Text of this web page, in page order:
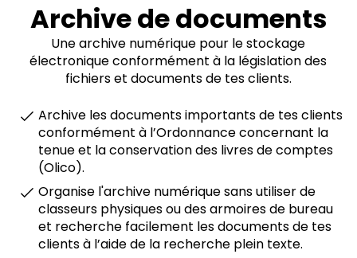
Archive de documents
Une archive numérique pour le stockage
électronique conformément à la législation des
fichiers et documents de tes clients.
Archive les documents importants de tes clients
conformément à l’Ordonnance concernant la
tenue et la conservation des livres de comptes
(Olico).
Organise l'archive numérique sans utiliser de
classeurs physiques ou des armoires de bureau
et recherche facilement les documents de tes
clients à l’aide de la recherche plein texte.